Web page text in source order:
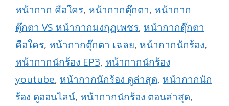
หน้ากาก คือใคร, หน้ากากตุ๊กตา, หน้ากาก
ตุ๊กตา VS หน้ากากมงกุฏเพชร, หน้ากากตุ๊กตา
คือใคร, หน้ากากตุ๊กตา เฉลย, หน้ากากนักร้อง,
หน้ากากนักร้อง EP3, หน้ากากนักร้อง
youtube, หน้ากากนักร้อง ดูล่าสุด, หน้ากากนัก
ร้อง ดูออนไลน์, หน้ากากนักร้อง ตอนล่าสุด,